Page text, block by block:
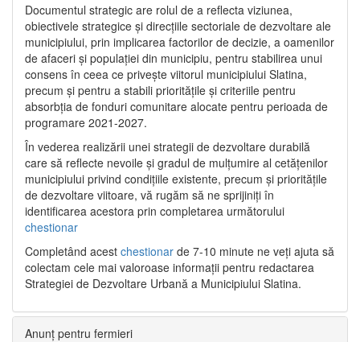
Documentul strategic are rolul de a reflecta viziunea,
obiectivele strategice și direcțiile sectoriale de dezvoltare ale
municipiului, prin implicarea factorilor de decizie, a oamenilor
de afaceri și populației din municipiu, pentru stabilirea unui
consens în ceea ce privește viitorul municipiului Slatina,
precum și pentru a stabili prioritățile și criteriile pentru
absorbția de fonduri comunitare alocate pentru perioada de
programare 2021-2027.
În vederea realizării unei strategii de dezvoltare durabilă
care să reflecte nevoile și gradul de mulțumire al cetățenilor
municipiului privind condițiile existente, precum și prioritățile
de dezvoltare viitoare, vă rugăm să ne sprijiniți în
identificarea acestora prin completarea următorului
chestionar
Completând acest chestionar de 7-10 minute ne veți ajuta să
colectam cele mai valoroase informații pentru redactarea
Strategiei de Dezvoltare Urbană a Municipiului Slatina.
Anunț pentru fermieri